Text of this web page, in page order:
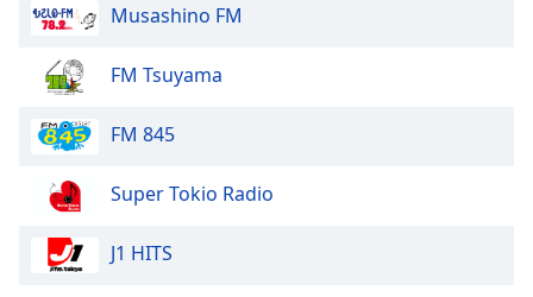
Caption
Background
Musashino FM
FM Tsuyama
FM 845
Super Tokio Radio
J1 HITS